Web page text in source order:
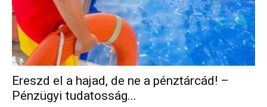
Ereszd el a hajad, de ne a pénztárcád! –
Pénzügyi tudatosság...